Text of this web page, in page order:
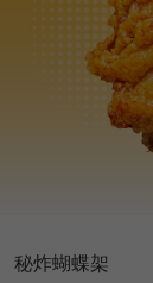
秘炸蝴蝶架